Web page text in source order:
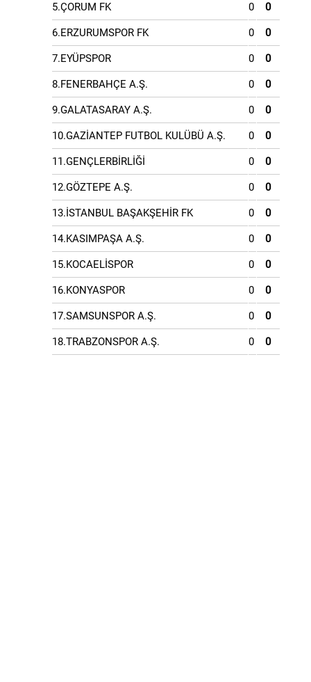
5.ÇORUM FK 0 0
6.ERZURUMSPOR FK 0 0
7.EYÜPSPOR 0 0
8.FENERBAHÇE A.Ş. 0 0
9.GALATASARAY A.Ş. 0 0
10.GAZİANTEP FUTBOL KULÜBÜ A.Ş. 0 0
11.GENÇLERBİRLİĞİ 0 0
12.GÖZTEPE A.Ş. 0 0
13.İSTANBUL BAŞAKŞEHİR FK 0 0
14.KASIMPAŞA A.Ş. 0 0
15.KOCAELİSPOR 0 0
16.KONYASPOR 0 0
17.SAMSUNSPOR A.Ş. 0 0
18.TRABZONSPOR A.Ş. 0 0